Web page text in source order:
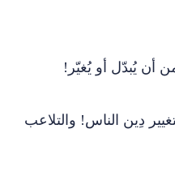
أن يُبدّل أو يُغيّر!
دِين الناس! والتلاعب